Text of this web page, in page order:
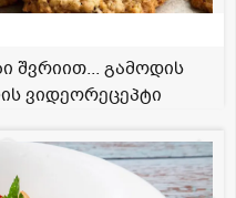
შვრიით... გამოდის
ვიდეორეცეპტი